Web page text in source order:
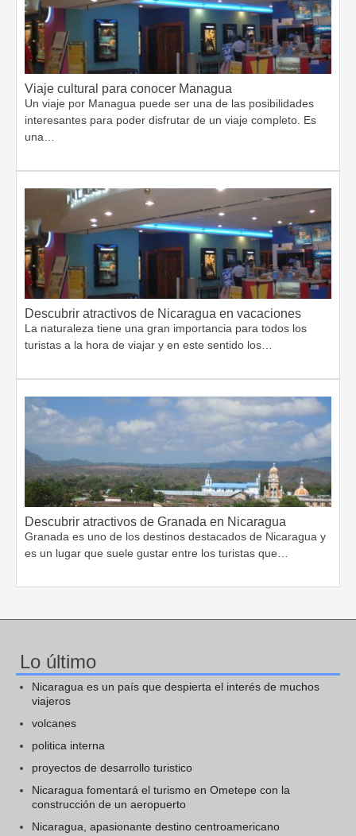
Viaje cultural para conocer Managua
Un viaje por Managua puede ser una de las posibilidades
interesantes para poder disfrutar de un viaje completo. Es
una…
Descubrir atractivos de Nicaragua en vacaciones
La naturaleza tiene una gran importancia para todos los
turistas a la hora de viajar y en este sentido los…
Descubrir atractivos de Granada en Nicaragua
Granada es uno de los destinos destacados de Nicaragua y
es un lugar que suele gustar entre los turistas que…
Lo último
Nicaragua es un país que despierta el interés de muchos
viajeros
volcanes
politica interna
proyectos de desarrollo turistico
Nicaragua fomentará el turismo en Ometepe con la
construcción de un aeropuerto
Nicaragua, apasionante destino centroamericano